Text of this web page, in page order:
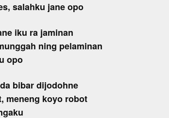
salahku jane opo
iku ra jaminan
ning pelaminan
opo
bibar dijodohne
meneng koyo robot